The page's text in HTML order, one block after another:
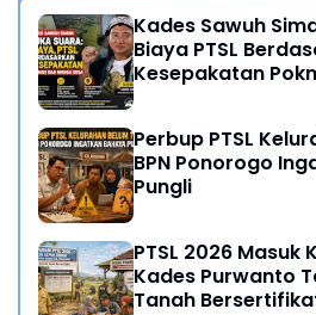
Kades Sawuh
Biaya PTSL
Kesepakatan
Perbup PTSL
BPN Ponorogo
Pungli
PTSL 2026 Masuk
Kades Purwanto
Tanah